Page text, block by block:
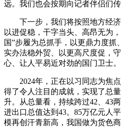
远。我们也会按期向记者伴侣们
下一步，我们将按照地方经济
以进促稳，干字当头、高昂无为
国”步履为总抓手，以更鼎力度抓
实办法稳外贸、以更高尺度促，
心、让人平易近对劲的国门卫士。
2024年，正在以习同志为焦点
得了令人注目的成就，实现了总
升。从总量看，持续跨过42、43
进出口总值达到43。85万亿元人
模再创汗青新高，我国做为货色